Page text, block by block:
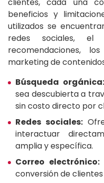
beneficios y
utilizados se
redes sociales, el
recomendaciones,
marketing de
Búsqueda orgánica:
sea descubierta a
sin costo directo por
Redes sociales:
interactuar
amplia y específica.
Correo electrónico:
conversión de